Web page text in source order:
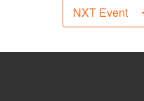
NXT Event